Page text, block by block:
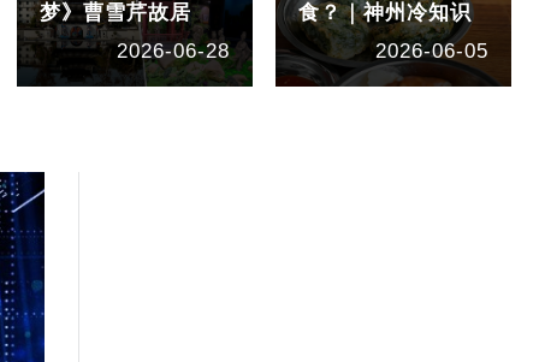
梦》曹雪芹故居
2026-06-28
食？｜神州冷知识
2026-06-05